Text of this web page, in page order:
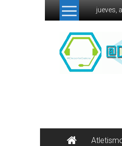
Skip to content
jueves,